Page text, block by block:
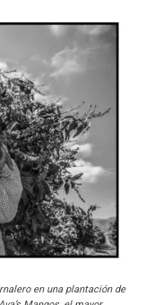
en una plantación de